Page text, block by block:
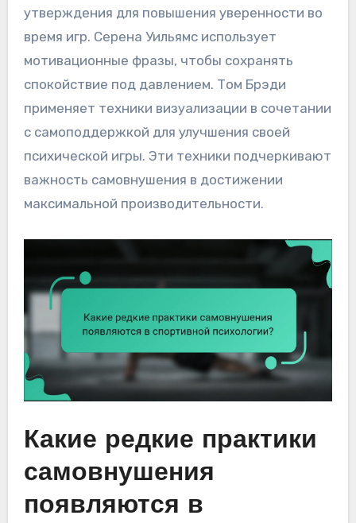
утверждения для повышения уверенности во
время игр. Серена Уильямс использует
мотивационные фразы, чтобы сохранять
спокойствие под давлением. Том Брэди
применяет техники визуализации в сочетании
с самоподдержкой для улучшения своей
психической игры. Эти техники подчеркивают
важность самовнушения в достижении
максимальной производительности.
Какие редкие практики
самовнушения
появляются в